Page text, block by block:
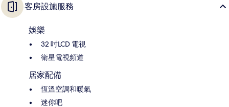
客房設施服務
娛樂
32 吋LCD 電視
衛星電視頻道
居家配備
恆溫空調和暖氣
迷你吧